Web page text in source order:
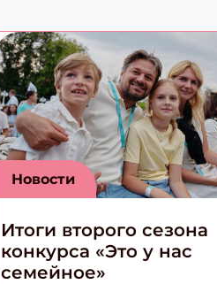
Новости
Итоги второго сезона
конкурса «Это у нас
семейное»